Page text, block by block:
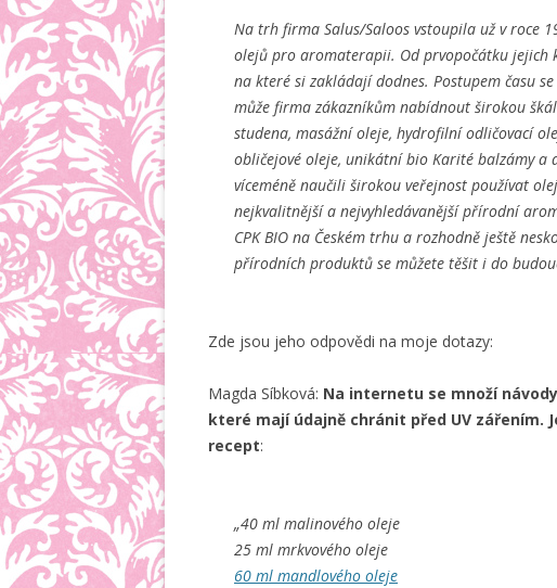
Na trh firma Salus/Saloos vstoupila už v roce
olejů pro aromaterapii. Od prvopočátku jejich
na které si zakládají dodnes. Postupem času
může firma zákazníkům nabídnout širokou
studena, masážní oleje, hydrofilní odličovací
obličejové oleje, unikátní bio Karité balzámy a
víceméně naučili širokou veřejnost používat
nejkvalitnější a nejvyhledávanější přírodní
CPK BIO na Českém trhu a rozhodně ještě
přírodních produktů se můžete těšit i do
Zde jsou jeho odpovědi na moje dotazy:
Magda Síbková: Na internetu se množí
které mají údajně chránit před UV zářením.
recept:
„40 ml malinového oleje
25 ml mrkvového oleje
60 ml mandlového oleje